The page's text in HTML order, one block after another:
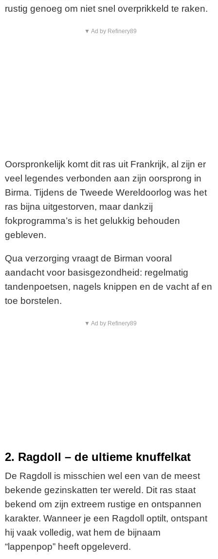
rustig genoeg om niet snel overprikkeld te raken.
▼ Ad by Refinery89
Oorspronkelijk komt dit ras uit Frankrijk, al zijn er
veel legendes verbonden aan zijn oorsprong in
Birma. Tijdens de Tweede Wereldoorlog was het
ras bijna uitgestorven, maar dankzij
fokprogramma’s is het gelukkig behouden
gebleven.
Qua verzorging vraagt de Birman vooral
aandacht voor basisgezondheid: regelmatig
tandenpoetsen, nagels knippen en de vacht af en
toe borstelen.
▼ Ad by Refinery89
2. Ragdoll – de ultieme knuffelkat
De Ragdoll is misschien wel een van de meest
bekende gezinskatten ter wereld. Dit ras staat
bekend om zijn extreem rustige en ontspannen
karakter. Wanneer je een Ragdoll optilt, ontspant
hij vaak volledig, wat hem de bijnaam
“lappenpop” heeft opgeleverd.